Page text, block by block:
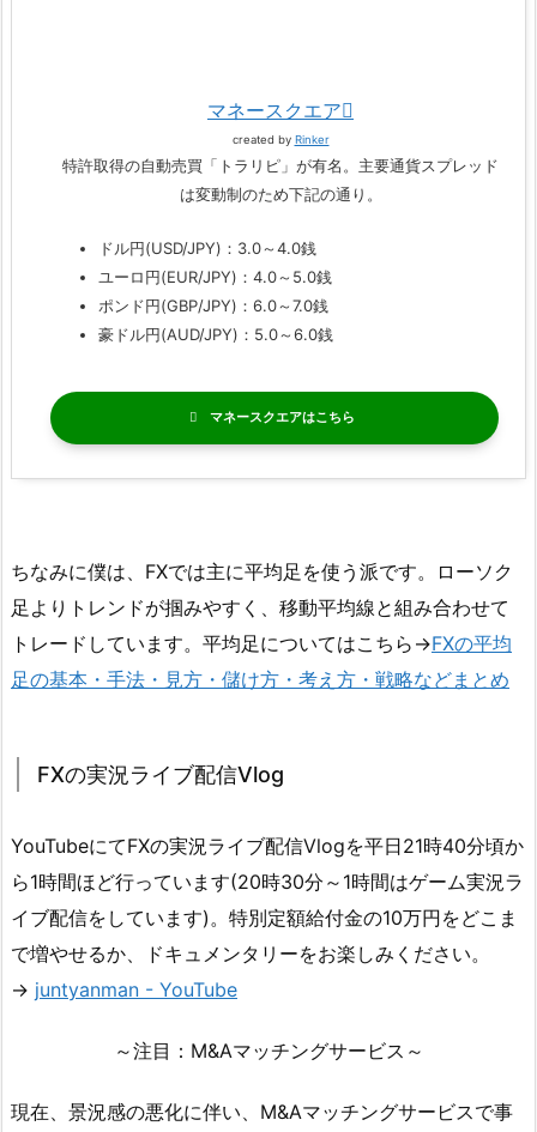
マネースクエア
created by Rinker
特許取得の自動売買「トラリピ」が有名。主要通貨スプレッド
は変動制のため下記の通り。
ドル円(USD/JPY)：3.0～4.0銭
ユーロ円(EUR/JPY)：4.0～5.0銭
ポンド円(GBP/JPY)：6.0～7.0銭
豪ドル円(AUD/JPY)：5.0～6.0銭
マネースクエア
ちなみに僕は、FXでは主に平均足を使う派です。ローソク
足よりトレンドが掴みやすく、移動平均線と組み合わせて
トレードしています。平均足についてはこちら→FXの平均
足の基本・手法・見方・儲け方・考え方・戦略などまとめ
FXの実況ライブ配信Vlog
YouTubeにてFXの実況ライブ配信Vlogを平日21時40分頃か
ら1時間ほど行っています(20時30分～1時間はゲーム実況ラ
イブ配信をしています)。特別定額給付金の10万円をどこま
で増やせるか、ドキュメンタリーをお楽しみください。
→ juntyanman - YouTube
～注目：M&Aマッチングサービス～
現在、景況感の悪化に伴い、M&Aマッチングサービスで事